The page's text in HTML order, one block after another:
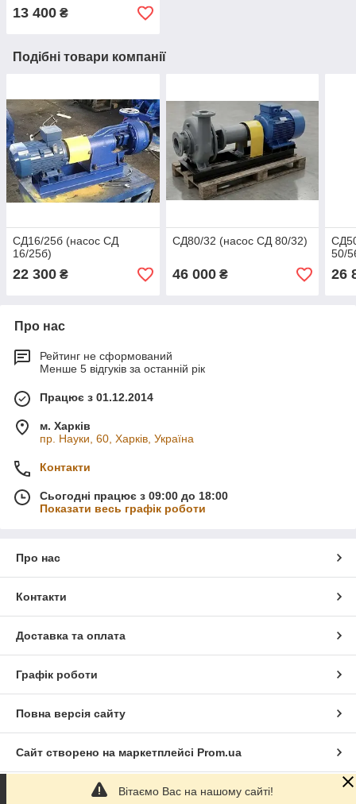
13 400 ₴
Подібні товари компанії
СД16/25б (насос СД
16/25б)
22 300 ₴
СД80/32 (насос СД 80/32)
46 000₴
50/
26
Про нас
Рейтинг не сформований
Менше 5 відгуків за останній рік
Працює з 01.12.2014
м. Харків
пр. Науки, 60, Харків, Україна
Контакти
Сьогодні працює з 09:00 до 18:00
Показати весь графік роботи
Про нас
Контакти
Доставка та оплата
Графік роботи
Повна версія сайту
Сайт створено на маркетплейсі Prom.ua
Політика конфіденційностіВітаємо Вас на нашому сайті!